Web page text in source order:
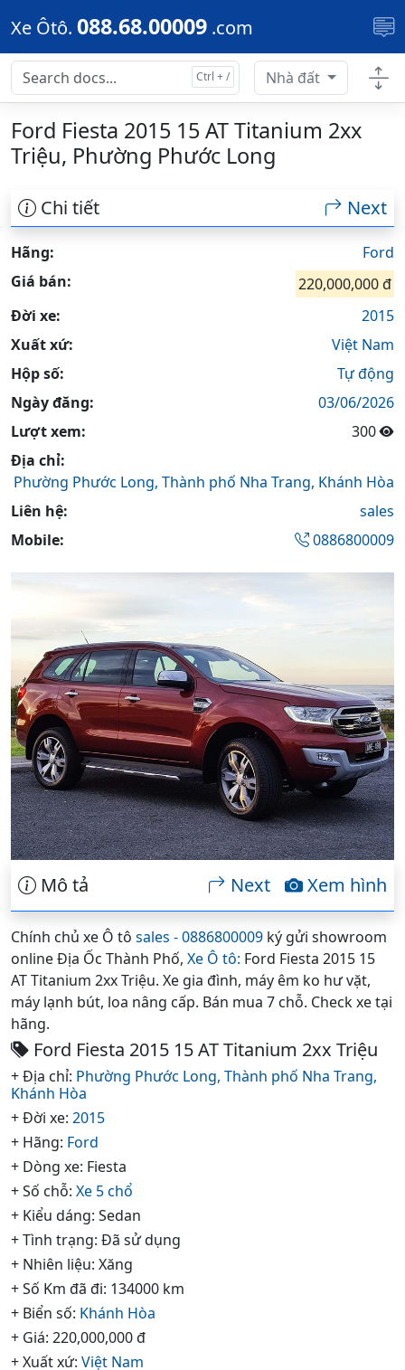
Skip to main content
Xe Ôtô. 088.68.00009 .com
Nhà đất
Ford Fiesta 2015 15 AT Titanium 2xx
Triệu, Phường Phước Long
Chi tiết Next
Hãng:
Ford
Giá bán:
220,000,000 đ
Đời xe:
2015
Xuất xứ:
Việt Nam
Hộp số:
Tự động
Ngày đăng:
03/06/2026
Lượt xem:
300
Địa chỉ:
Phường Phước Long, Thành phố Nha Trang, Khánh Hòa
Liên hệ:
sales
Mobile:
0886800009
Mô tả Xem hình
Next
Chính chủ xe Ô tô sales - 0886800009 ký gửi showroom
online Địa Ốc Thành Phố, Xe Ô tô: Ford Fiesta 2015 15
AT Titanium 2xx Triệu. Xe gia đình, máy êm ko hư vặt,
máy lạnh bút, loa nâng cấp. Bán mua 7 chỗ. Check xe tại
hãng.
Ford Fiesta 2015 15 AT Titanium 2xx Triệu
+ Địa chỉ: Phường Phước Long, Thành phố Nha Trang,
Khánh Hòa
+ Đời xe: 2015
+ Hãng: Ford
+ Dòng xe: Fiesta
+ Số chỗ: Xe 5 chổ
+ Kiểu dáng: Sedan
+ Tình trạng: Đã sử dụng
+ Nhiên liệu: Xăng
+ Số Km đã đi: 134000 km
+ Biển số: Khánh Hòa
+ Giá: 220,000,000 đ
+ Xuất xứ: Việt Nam